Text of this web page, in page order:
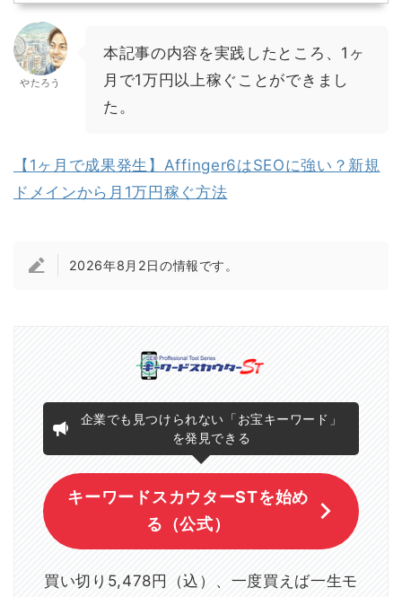
やたろう
本記事の内容を実践したところ、1ヶ
月で1万円以上稼ぐことができまし
た。
【1ヶ月で成果発生】Affinger6はSEOに強い？新規
ドメインから月1万円稼ぐ方法
2026年8月2日の情報です。
企業でも見つけられない「お宝キーワード」
を発見できる
キーワードスカウターSTを始め
る（公式）
買い切り5,478円（込）、一度買えば一生モ